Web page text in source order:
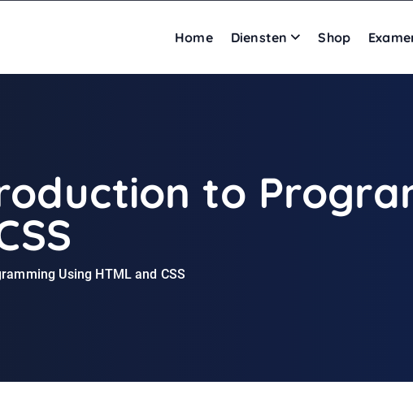
Home Diensten Shop
to
Using HTML and CSS